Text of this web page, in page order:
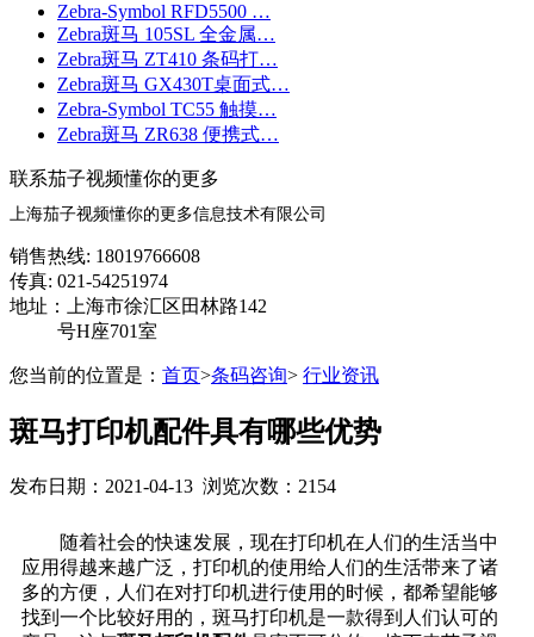
Zebra-Symbol RFD5500 …
Zebra斑马 105SL 全金属…
Zebra斑马 ZT410 条码打…
Zebra斑马 GX430T桌面式…
Zebra-Symbol TC55 触摸…
Zebra斑马 ZR638 便携式…
联系茄子视频懂你的更多
上海茄子视频懂你的更多信息技术有限公司
销售热线: 18019766608
传真: 021-54251974
地址：上海市徐汇区田林路142
号H座701室
您当前的位置是： 首页>条码咨询> 行业资讯
斑马打印机配件具有哪些优势
发布日期：2021-04-13 浏览次数：2154
随着社会的快速发展，现在打印机在人们的生活当中
应用得越来越广泛，打印机的使用给人们的生活带来了诸
多的方便，人们在对打印机进行使用的时候，都希望能够
找到一个比较好用的，斑马打印机是一款得到人们认可的